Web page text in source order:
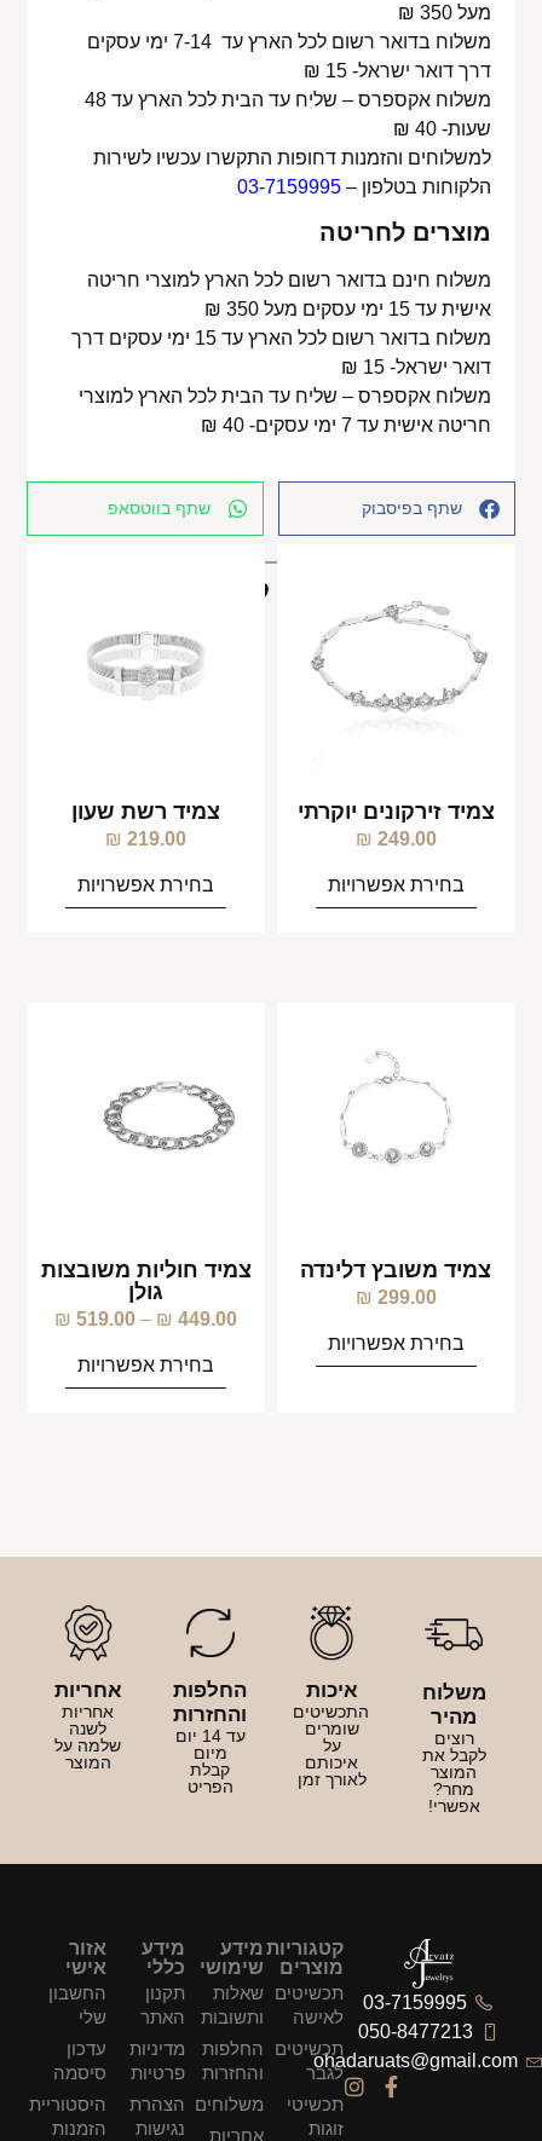
מעל 350 ₪
משלוח בדואר רשום לכל הארץ עד 7-14 ימי עסקים
דרך דואר ישראל- 15 ₪
משלוח אקספרס – שליח עד הבית לכל הארץ עד 48
שעות- 40 ₪
למשלוחים והזמנות דחופות התקשרו עכשיו לשירות
הלקוחות בטלפון –03-7159995
מוצרים לחריטה
משלוח חינם בדואר רשום לכל הארץ למוצרי חריטה
אישית עד 15 ימי עסקים מעל 350 ₪
משלוח בדואר רשום לכל הארץ עד 15 ימי עסקים דרך
דואר ישראל- 15 ₪
משלוח אקספרס – שליח עד הבית לכל הארץ למוצרי
חריטה אישית עד 7 ימי עסקים- 40 ₪
שתף בפיסבוק שתף בווטסאפ
מוצרים קשורים
צמיד זירקונים יוקרתי
249.00
₪
בחירת אפשרויות
צמיד רשת שעון
219.00
₪
בחירת אפשרויות
צמיד משובץ דלינדה
299.00
₪
בחירת אפשרויות
צמיד חוליות משובצות
גולן
449.00
₪
–
519.00
₪
בחירת אפשרויות
משלוח
מהיר
רוצים
לקבל את
המוצר
מחר?
אפשרי!
איכות
התכשיטים
שומרים
על
איכותם
לאורך זמן
החלפות
והחזרות
עד 14 יום
מיום
קבלת
הפריט
אחריות
אחריות
לשנה
שלמה על
המוצר
03-7159995
050-8477213
ohadaruats@gmail.com
קטגוריות
מוצרים
תכשיטים
לאישה
תכשיטים
לגבר
תכשיטי
זוגות
מידע
שימושי
שאלות
ותשובות
החלפות
והחזרות
משלוחים
אחריות
מידע
כללי
תקנון
האתר
מדיניות
פרטיות
הצהרת
נגישות
אזור
אישי
החשבון
שלי
עדכון
סיסמה
היסטוריית
הזמנות